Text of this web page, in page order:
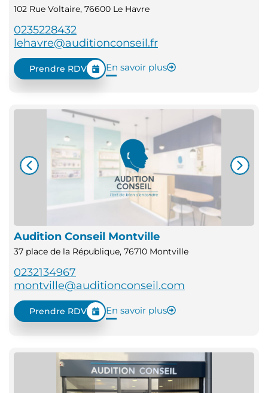
102 Rue Voltaire, 76600 Le Havre
0235228432
lehavre@auditionconseil.fr
Prendre RDV En savoir plus
Audition Conseil Montville
37 place de la République, 76710 Montville
0232134967
montville@auditionconseil.com
Prendre RDV En savoir plus